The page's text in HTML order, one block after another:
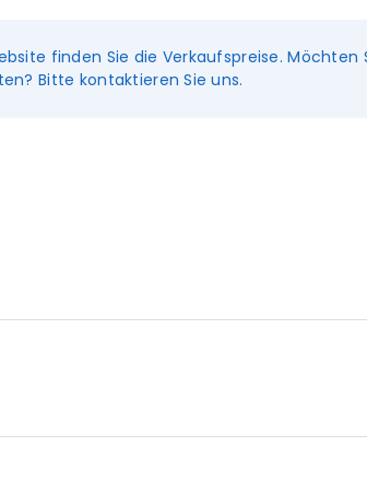
finden Sie die Verkaufspreise. Möchten
Bitte kontaktieren Sie uns.
Preise sind Richtwerte; bitte fordern Sie bei